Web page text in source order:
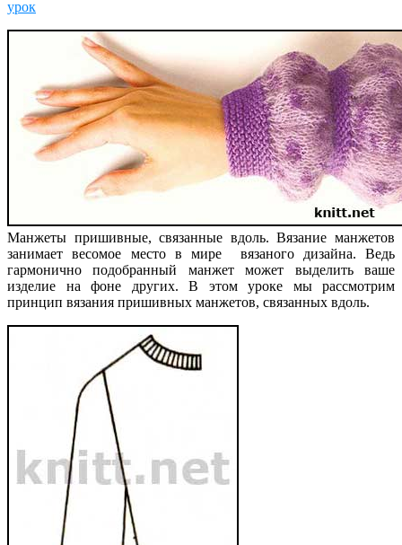
урок
Манжеты пришивные, связанные вдоль. Вязание манжетов
занимает весомое место в мире вязаного дизайна. Ведь
гармонично подобранный манжет может выделить ваше
изделие на фоне других. В этом уроке мы рассмотрим
принцип вязания пришивных манжетов, связанных вдоль.